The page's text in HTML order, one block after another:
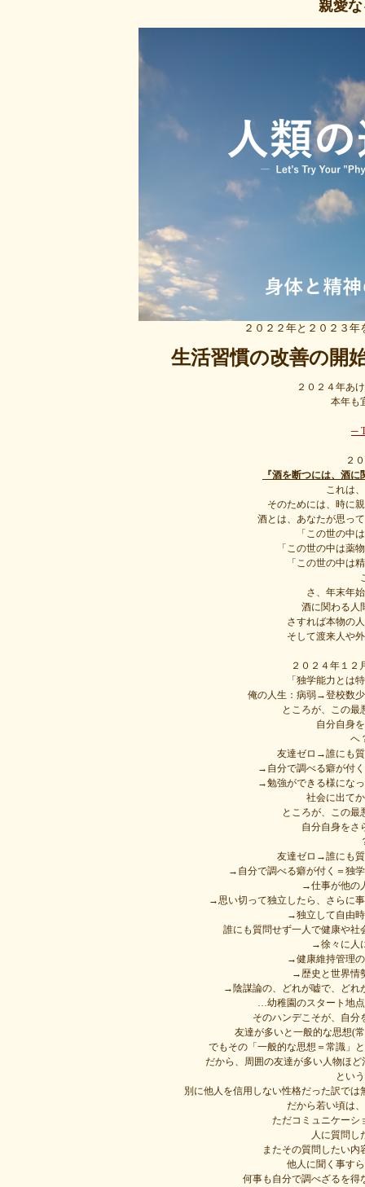
親愛
２０２２年と２０２３
生活習慣の改善の開
２０２４年あ
本年も
─
２
『酒を断つには、酒
これは
そのためには、時に
酒とは、あなたが思っ
「この世の中
「この世の中は薬
「この世の中は
さ、年末年
酒に関わる人
さすれば本物の
そして渡来人や
２０２４年１２
「独学能力とは
俺の人生：病弱→登校数
ところが、この最
自分自身
ヘ
友達ゼロ→誰にも
→自分で調べる癖が付
→勉強ができる様にな
社会に出て
ところが、この最
自分自身をさ
友達ゼロ→誰にも
→自分で調べる癖が付く＝独
→仕事が他の
→思い切って独立したら、さらに
→独立して自由
誰にも質問せず一人で健康や社
→徐々に人
→健康維持管理
→歴史と世界情
→陰謀論の、どれが嘘で、どれ
…幼稚園のスタート地
そのハンデこそが、自分
友達が多いと一般的な思想(
でもその「一般的な思想＝常識」
だから、周囲の友達が多い人物ほ
とい
別に他人を信用しない性格だった訳で
だから若い頃は
ただコミュニケーシ
人に質問し
またその質問したい
他人に聞く事す
何事も自分で調べざるを得